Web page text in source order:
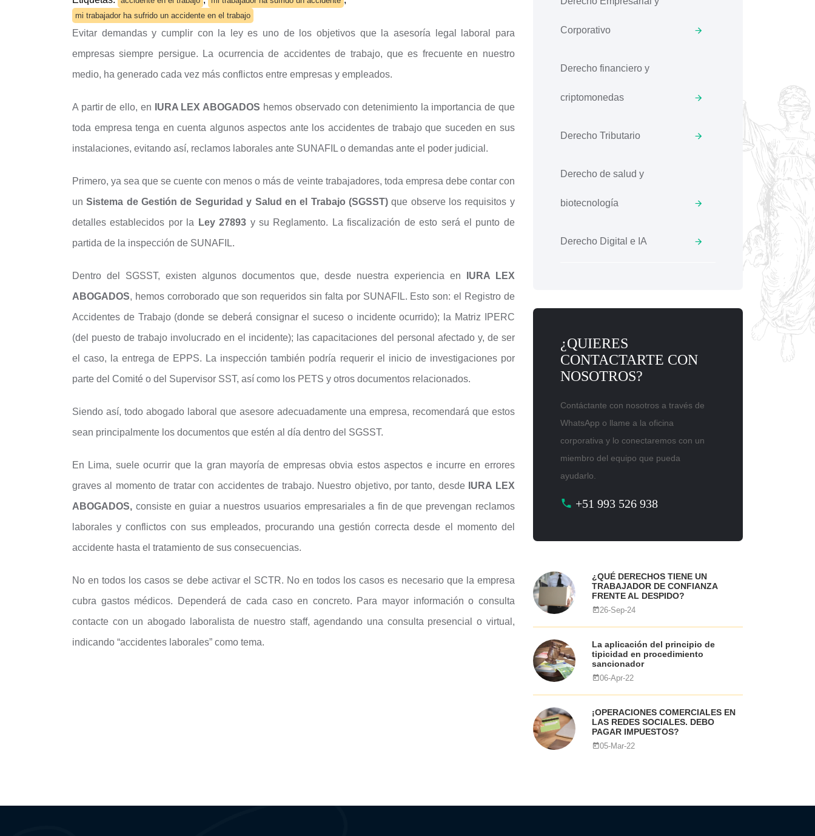
mi trabajador ha sufrido un accidente en el trabajo
Evitar demandas y cumplir con la ley es uno de los objetivos que la asesoría legal laboral para
empresas siempre persigue. La ocurrencia de accidentes de trabajo, que es frecuente en nuestro
medio, ha generado cada vez más conflictos entre empresas y empleados.
A partir de ello, en IURA LEX ABOGADOS hemos observado con detenimiento la importancia de que
toda empresa tenga en cuenta algunos aspectos ante los accidentes de trabajo que suceden en sus
instalaciones, evitando así, reclamos laborales ante SUNAFIL o demandas ante el poder judicial.
Primero, ya sea que se cuente con menos o más de veinte trabajadores, toda empresa debe contar con
unSistema de Gestión de Seguridad y Salud en el Trabajo (SGSST) que observe los requisitos y
detalles establecidos por la
Ley 27893 y su Reglamento. La fiscalización de esto será el punto de
partida de la inspección de SUNAFIL.
Dentro del SGSST, existen algunos documentos que, desde nuestra experiencia en
IURA LEX
ABOGADOS, hemos corroborado que son requeridos sin falta por SUNAFIL. Esto son: el Registro de
Accidentes de Trabajo (donde se deberá consignar el suceso o incidente ocurrido); la Matriz IPERC
(del puesto de trabajo involucrado en el incidente); las capacitaciones del personal afectado y, de ser
el caso, la entrega de EPPS. La inspección también podría requerir el inicio de investigaciones por
parte del Comité o del Supervisor SST, así como los PETS y otros documentos relacionados.
Siendo así, todo abogado laboral que asesore adecuadamente una empresa, recomendará que estos
sean principalmente los documentos que estén al día dentro del SGSST.
En Lima, suele ocurrir que la gran mayoría de empresas obvia estos aspectos e incurre en errores
graves al momento de tratar con accidentes de trabajo. Nuestro objetivo, por tanto, desde IURA LEX
ABOGADOS, consiste en guiar a nuestros usuarios empresariales a fin de que prevengan reclamos
laborales y conflictos con sus empleados, procurando una gestión correcta desde el momento del
accidente hasta el tratamiento de sus consecuencias.
No en todos los casos se debe activar el SCTR. No en todos los casos es necesario que la empresa
cubra gastos médicos. Dependerá de cada caso en concreto. Para mayor información o consulta
contacte con un abogado laboralista de nuestro staff, agendando una consulta presencial o virtual,
indicando “accidentes laborales” como tema.
Corporativo
Derecho financiero y
criptomonedas
Derecho Tributario
Derecho de salud y
biotecnología
Derecho Digital e IA
¿QUIERES
CONTACTARTE CON
NOSOTROS?
Contáctante con nosotros a través de
WhatsApp o llame a la oficina
corporativa y lo conectaremos con un
miembro del equipo que pueda
ayudarlo.
+51 993 526 938
¿QUÉ DERECHOS TIENE UN
TRABAJADOR DE CONFIANZA
FRENTE AL DESPIDO?
26-Sep-24
La aplicación del principio de
tipicidad en procedimiento
sancionador
06-Apr-22
¡OPERACIONES COMERCIALES EN
LAS REDES SOCIALES. DEBO
PAGAR IMPUESTOS?
05-Mar-22